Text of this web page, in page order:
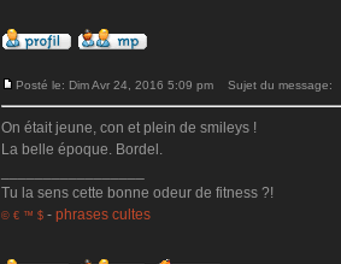
Posté le: Dim Avr 24, 2016 5:09 pm Sujet du message:
On était jeune, con et plein de smileys !
La belle époque. Bordel.
Tu la sens cette bonne odeur de fitness ?!
© € ™ $ - phrases cultes